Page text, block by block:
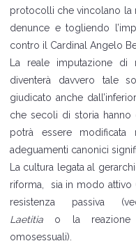
protocolli che vincolano la
denunce e togliendo
contro il Cardinal Angelo
La reale imputazione di
diventerà davvero tale
giudicato anche
che secoli di storia hanno
potrà essere modificata
adeguamenti canonici
La cultura legata al
riforma, sia in modo attivo
resistenza passiva
Laetitia o la reazione
omosessuali).